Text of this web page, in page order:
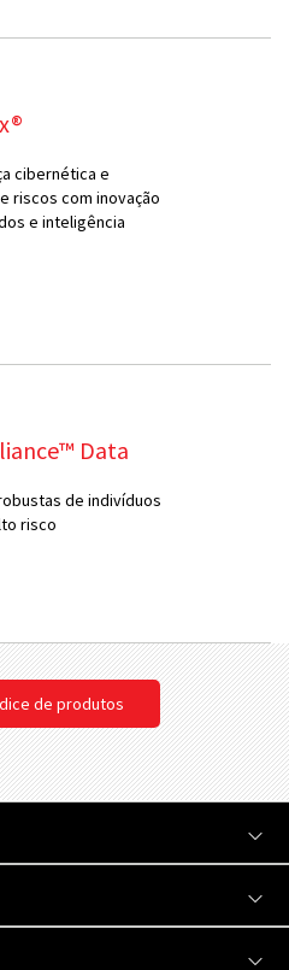
cibernética e
riscos com inovação
e inteligência
Data
de indivíduos
risco
de produtos